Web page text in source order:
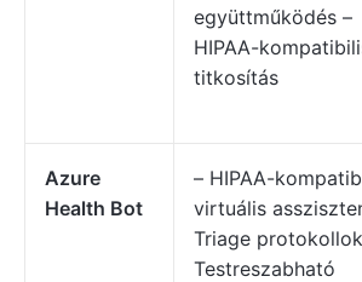
együttműködés –
HIPAA-
titkosítás
Azure
Health Bot
– HIPAA-
virtuális
Triage
Testreszabható